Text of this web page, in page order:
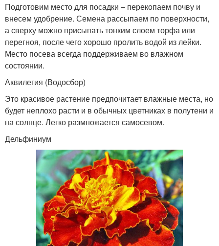
Подготовим место для посадки – перекопаем почву и
внесем удобрение. Семена рассыпаем по поверхности,
а сверху можно присыпать тонким слоем торфа или
перегноя, после чего хорошо пролить водой из лейки.
Место посева всегда поддерживаем во влажном
состоянии.
Аквилегия (Водосбор)
Это красивое растение предпочитает влажные места, но
будет неплохо расти и в обычных цветниках в полутени и
на солнце. Легко размножается самосевом.
Дельфиниум